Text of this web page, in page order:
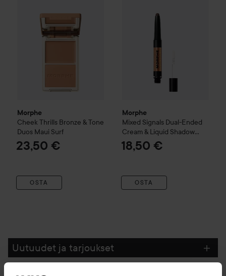
Morphe
Cheek Thrills Bronze & Tone
Duos Maui Surf
23,50 €
OSTA
Morphe
Mixed Signals Dual-Ended
Cream & Liquid Shadow
StickSelf-Aware/Don't Care
18,50 €
OSTA
Uutuudet ja tarjoukset